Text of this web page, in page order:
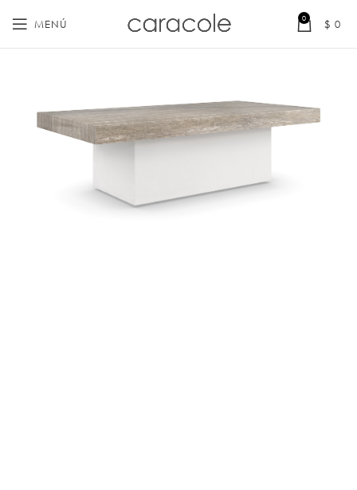
MENÚ 0 $ 0